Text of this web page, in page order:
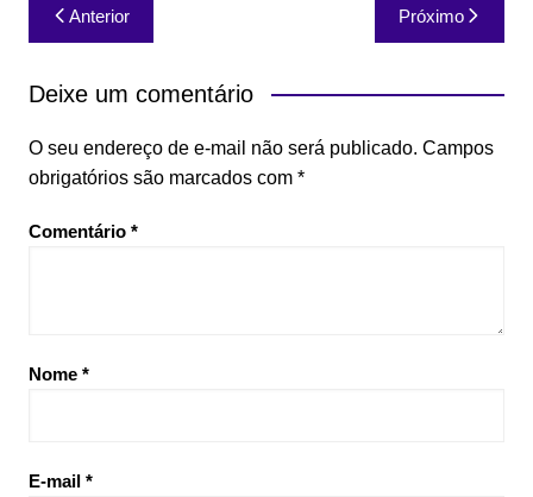
Navegação
de
Post
Anterior Próximo
Deixe um comentário
O seu endereço de e-mail não será publicado. Campos
obrigatórios são marcados com *
Comentário *
Nome *
E-mail *